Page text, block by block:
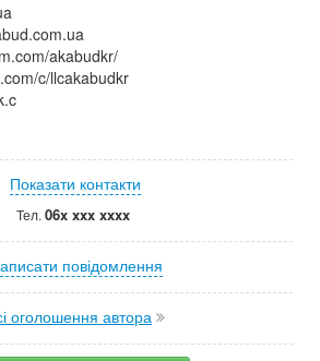
akabudkr/
c/llcakabudkr ⠀
Показати контакти
Тел. 06x xxx xxxx
повідомлення
оголошення автора